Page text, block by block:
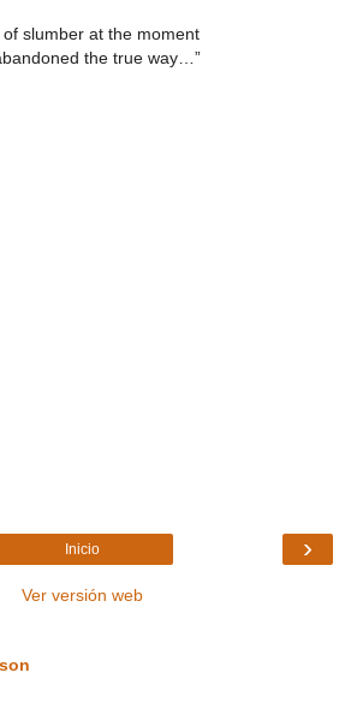
slumber at the moment
the true way…”
›
Inicio
Ver versión web